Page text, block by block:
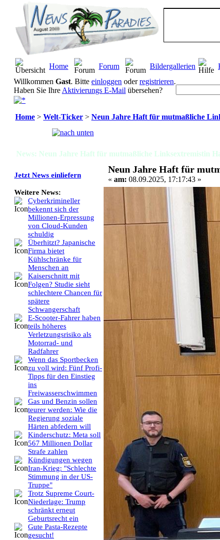
Home Forum Bildergallerien
Willkommen Gast. Bitte einloggen oderregistrieren.
Haben Sie Ihre Aktivierungs E-Mail übersehen?
Home > Welt-Ticker > Neun Jahre Haft für mutmaßliche
News: Neun Jahre Haft für mutmaßliche Linksextremistin
Jetzt News einliefern
Weitere News:
Cyberkrimineller
bekennt sich der
Millionen-Erpressung
von Cloud-Kunden
schuldig
Überhitzt? Japanische
Firma bietet
Kühlschränke für
Menschen an
Kaiserschnitt mit
Folgen? Studie sieht
schlechtere Chancen für
spätere
Schwangerschaft
E-Scooter-Fahrer haben
teils höheres
Verletzungsrisiko als
Motorrad- und
Radfahrer
Wenn das Sportbecken
zu voll wird: Fünf Profi-
Tipps für den Einstieg
ins
Freiwasserschwimmen
Gas und Benzin sollen
teurer werden: Wie die
Regierung soziale
Härten abfedern will
Kinderschutz: Meta soll
567 Millionen Dollar
Strafe zahlen
Kündigungen wegen
Iran-Krieg: "Schlechte
Stimmung in der US-
Truppe"
Trotz Supreme Court-
Niederlage: Trump
schränkt erneut
Geburtsrecht ein
Gute Pasta-Rezepte
gesucht!
Neun Jahre Haft für
« am: 08.09.2025, 17:17:43 »